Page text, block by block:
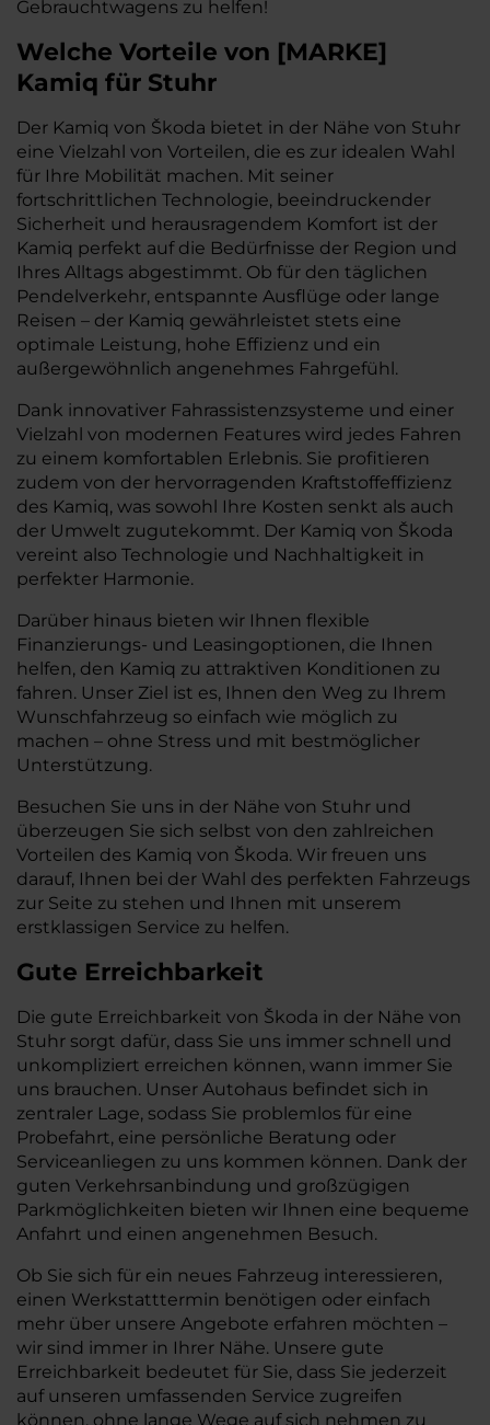
Gebrauchtwagens zu helfen!
Welche Vorteile von [MARKE]
Kamiq für Stuhr
Der Kamiq von Škoda bietet in der Nähe von Stuhr
eine Vielzahl von Vorteilen, die es zur idealen Wahl
für Ihre Mobilität machen. Mit seiner
fortschrittlichen Technologie, beeindruckender
Sicherheit und herausragendem Komfort ist der
Kamiq perfekt auf die Bedürfnisse der Region und
Ihres Alltags abgestimmt. Ob für den täglichen
Pendelverkehr, entspannte Ausflüge oder lange
Reisen – der Kamiq gewährleistet stets eine
optimale Leistung, hohe Effizienz und ein
außergewöhnlich angenehmes Fahrgefühl.
Dank innovativer Fahrassistenzsysteme und einer
Vielzahl von modernen Features wird jedes Fahren
zu einem komfortablen Erlebnis. Sie profitieren
zudem von der hervorragenden Kraftstoffeffizienz
des Kamiq, was sowohl Ihre Kosten senkt als auch
der Umwelt zugutekommt. Der Kamiq von Škoda
vereint also Technologie und Nachhaltigkeit in
perfekter Harmonie.
Darüber hinaus bieten wir Ihnen flexible
Finanzierungs- und Leasingoptionen, die Ihnen
helfen, den Kamiq zu attraktiven Konditionen zu
fahren. Unser Ziel ist es, Ihnen den Weg zu Ihrem
Wunschfahrzeug so einfach wie möglich zu
machen – ohne Stress und mit bestmöglicher
Unterstützung.
Besuchen Sie uns in der Nähe von Stuhr und
überzeugen Sie sich selbst von den zahlreichen
Vorteilen des Kamiq von Škoda. Wir freuen uns
darauf, Ihnen bei der Wahl des perfekten Fahrzeugs
zur Seite zu stehen und Ihnen mit unserem
erstklassigen Service zu helfen.
Gute Erreichbarkeit
Die gute Erreichbarkeit von Škoda in der Nähe von
Stuhr sorgt dafür, dass Sie uns immer schnell und
unkompliziert erreichen können, wann immer Sie
uns brauchen. Unser Autohaus befindet sich in
zentraler Lage, sodass Sie problemlos für eine
Probefahrt, eine persönliche Beratung oder
Serviceanliegen zu uns kommen können. Dank der
guten Verkehrsanbindung und großzügigen
Parkmöglichkeiten bieten wir Ihnen eine bequeme
Anfahrt und einen angenehmen Besuch.
Ob Sie sich für ein neues Fahrzeug interessieren,
einen Werkstatttermin benötigen oder einfach
mehr über unsere Angebote erfahren möchten –
wir sind immer in Ihrer Nähe. Unsere gute
Erreichbarkeit bedeutet für Sie, dass Sie jederzeit
auf unseren umfassenden Service zugreifen
können, ohne lange Wege auf sich nehmen zu